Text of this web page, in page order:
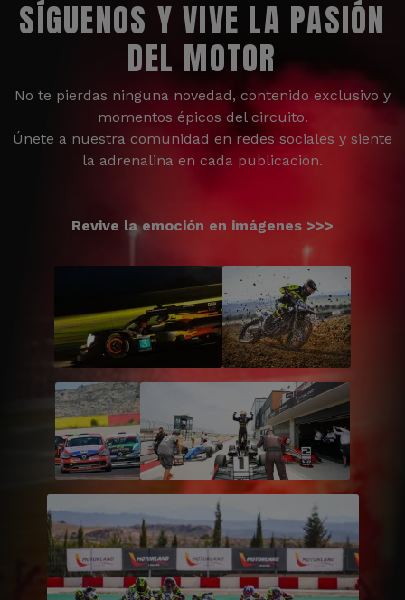
SÍGUENOS Y VIVE LA PASIÓN
DEL MOTOR
No te pierdas ninguna novedad, contenido exclusivo y
momentos épicos del circuito.
Únete a nuestra comunidad en redes sociales y siente
la adrenalina en cada publicación.
Revive la emoción en imágenes >>>